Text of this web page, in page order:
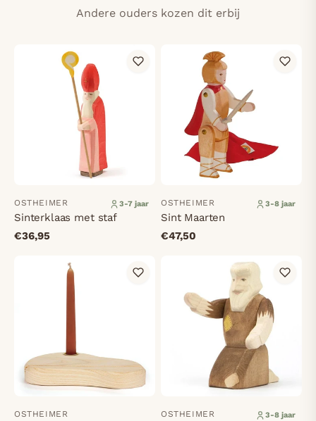
Andere ouders kozen dit erbij
OSTHEIMER 3-7 jaar
Sinterklaas met staf
€36,95
OSTHEIMER 3-8 jaar
Sint Maarten
€47,50
OSTHEIMER OSTHEIMER 3-8 jaar